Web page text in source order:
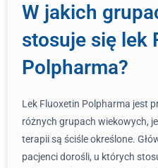
W jakich
stosuje się lek
Polpharma?
Lek Fluoxetin Polpharma jest
różnych grupach wiekowych,
terapii są ściśle określone.
pacjenci dorośli, u których